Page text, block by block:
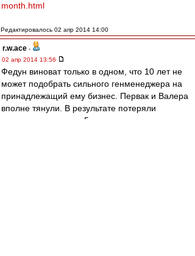
month.html
Редактировалось 02 апр 2014 14:00
r.w.ace -
02 апр 2014 13:56
Федун виноват только в одном, что 10 лет не
может подобрать сильного генменеджера на
принадлежащий ему бизнес. Первак и Валера
вполне тянули. В результате потеряли
хорошего гендира и 5 лет с нетренером.